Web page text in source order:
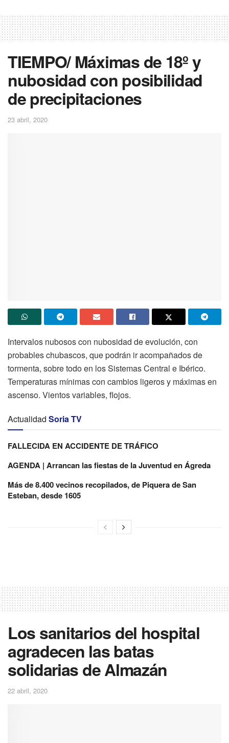
TIEMPO/ Máximas de 18º y
nubosidad con posibilidad
de precipitaciones
23 abril, 2020
Intervalos nubosos con nubosidad de evolución, con
probables chubascos, que podrán ir acompañados de
tormenta, sobre todo en los Sistemas Central e Ibérico.
Temperaturas mínimas con cambios ligeros y máximas en
ascenso. Vientos variables, flojos.
Actualidad Soria TV
FALLECIDA EN ACCIDENTE DE TRÁFICO
AGENDA | Arrancan las fiestas de la Juventud en Ágreda
Más de 8.400 vecinos recopilados, de Piquera de San
Esteban, desde 1605
Los sanitarios del hospital
agradecen las batas
solidarias de Almazán
22 abril, 2020